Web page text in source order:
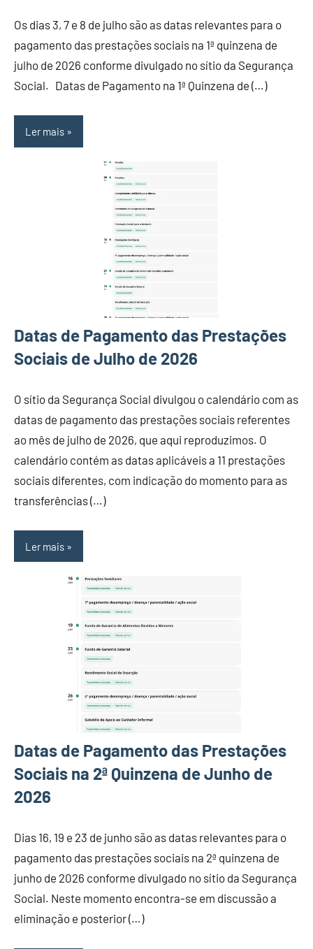
Os dias 3, 7 e 8 de julho são as datas relevantes para o
pagamento das prestações sociais na 1ª quinzena de
julho de 2026 conforme divulgado no sítio da Segurança
Social. Datas de Pagamento na 1ª Quinzena de (…)
Ler mais
Datas de Pagamento das Prestações
Sociais de Julho de 2026
O sítio da Segurança Social divulgou o calendário com as
datas de pagamento das prestações sociais referentes
ao mês de julho de 2026, que aqui reproduzimos. O
calendário contém as datas aplicáveis a 11 prestações
sociais diferentes, com indicação do momento para as
transferências (…)
Ler mais
Datas de Pagamento das Prestações
Sociais na 2ª Quinzena de Junho de
2026
Dias 16, 19 e 23 de junho são as datas relevantes para o
pagamento das prestações sociais na 2ª quinzena de
junho de 2026 conforme divulgado no sítio da Segurança
Social. Neste momento encontra-se em discussão a
eliminação e posterior (…)